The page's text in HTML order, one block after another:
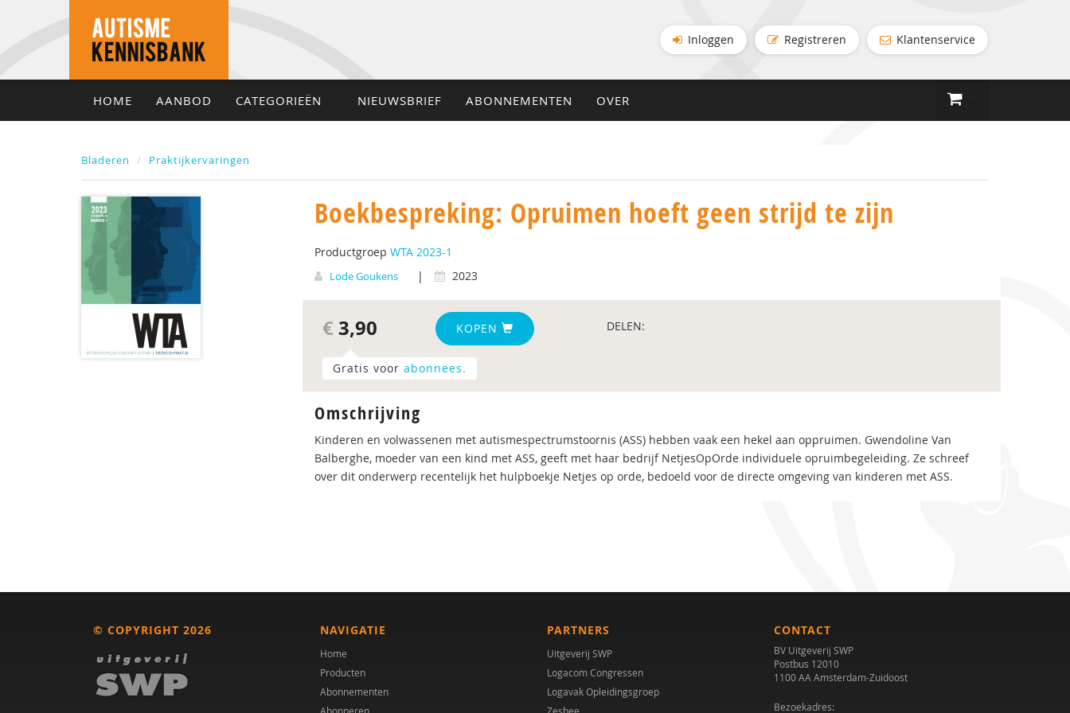
Inloggen Registreren Klantenservice
HOME AANBOD CATEGORIEËN NIEUWSBRIEF ABONNEMENTEN OVER
Bladeren Praktijkervaringen
Boekbespreking: Opruimen hoeft geen strijd te zijn
Productgroep WTA 2023-1
Lode Goukens | 2023
€ 3,90 KOPEN DELEN:
Gratis voor abonnees.
Omschrijving
Kinderen en volwassenen met autismespectrumstoornis (ASS) hebben vaak een hekel aan oppruimen. Gwendoline Van
Balberghe, moeder van een kind met ASS, geeft met haar bedrijf NetjesOpOrde individuele opruimbegeleiding. Ze schreef
over dit onderwerp recentelijk het hulpboekje Netjes op orde, bedoeld voor de directe omgeving van kinderen met ASS.
© COPYRIGHT 2026 NAVIGATIE
Home
Producten
Abonnementen
PARTNERS
Uitgeverij SWP
Logacom Congressen
Logavak Opleidingsgroep
CONTACT
BV Uitgeverij SWP
Postbus 12010
1100 AA Amsterdam-Zuidoost
Bezoekadres: